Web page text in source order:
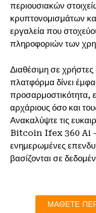
περιουσιακών
κρυπτονομισμάτων
εργαλεία που
πληροφοριών των
Διαθέσιμη σε
πλατφόρμα δίνει
προσαρμοστικότητα,
αρχάριους όσο και
Ανακαλύψτε τις
Bitcoin Ifex 360 Ai -
ενημερωμένες
βασίζονται σε
ΜΑΘΕΤΕ